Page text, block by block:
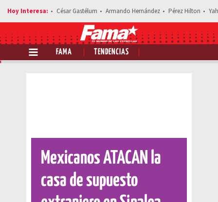
César Gastélum Armando Hernández Pérez Hilton
FAMA TENDENCIAS
Comparte esta noticia
Mexicanos ATACAN la
casa de supuesto